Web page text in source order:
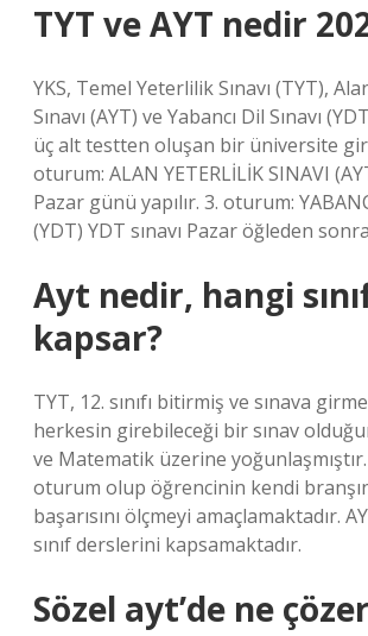
TYT ve AYT nedir
YKS, Temel Yeterlilik Sınavı (TYT),
Sınavı (AYT) ve Yabancı Dil Sınavı
üç alt testten oluşan bir üniversite
oturum: ALAN YETERLİLİK SINAVI
Pazar günü yapılır. 3. oturum:
(YDT) YDT sınavı Pazar öğleden sonra
Ayt nedir, hangi
kapsar?
TYT, 12. sınıfı bitirmiş ve sınava
herkesin girebileceği bir sınav
ve Matematik üzerine
oturum olup öğrencinin kendi
başarısını ölçmeyi amaçlamaktadır.
sınıf derslerini kapsamaktadır.
Sözel ayt’de ne